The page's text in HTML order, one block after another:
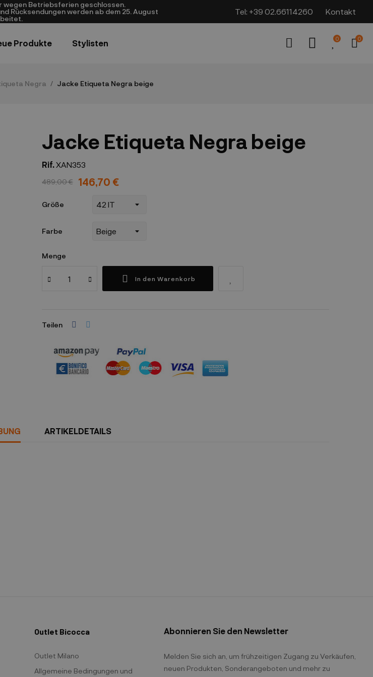
wegen Betriebsferien geschlossen.
Rücksendungen werden ab dem 25. August
Tel: +39 02.66114260 Kontakt
Produkte Stylisten 0 0
Negra Jacke Etiqueta Negra beige
Jacke Etiqueta Negra beige
Rif.XAN353
489,00 € 146,70 €
Größe
Farbe
Menge
In den Warenkorb
Teilen
Sicherheitsrichtlinien
ARTIKELDETAILS
Outlet Bicocca
Outlet Milano
Allgemeine Bedingungen und
Abonnieren Sie den Newsletter
Melden Sie sich an, um frühzeitigen Zugang zu Verkäufen,
neuen Produkten, Sonderangeboten und mehr zu